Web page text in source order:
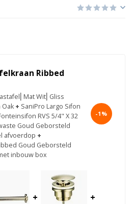
Ribbed
Wit⎢Gliss
Oak + SaniPro Largo Sifon
RVS 5/4" X 32
Goud Geborsteld
afvoerdop +
Goud Geborsteld
inbouw box
-1%
+ +